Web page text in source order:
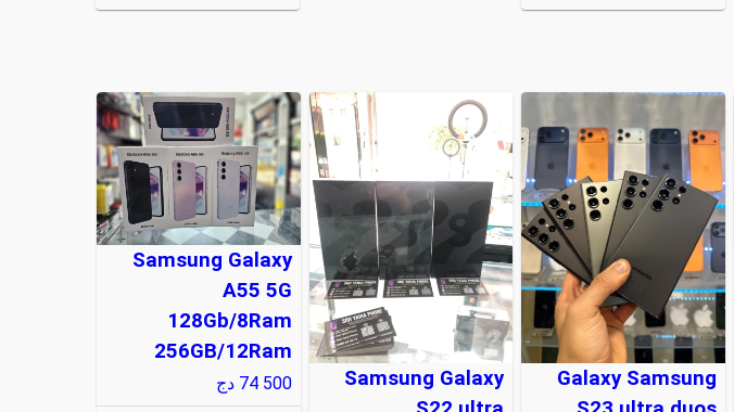
Galaxy Samsung
Samsung Galaxy
Samsung Galaxy
A55 5G
128Gb/8Ram
256GB/12Ram
74 500 دج